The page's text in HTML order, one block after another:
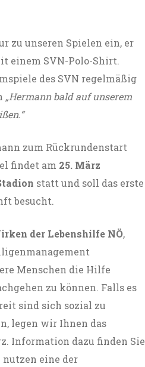
zu unseren Spielen ein, er
einem SVN-Polo-Shirt.
des SVN regelmäßig
„Hermann bald auf unserem
zum Rückrundenstart
findet am 25. März
statt und soll das erste
besucht.
der Lebenshilfe NÖ,
Menschen die Hilfe
zu können. Falls es
sind sich sozial zu
legen wir Ihnen das
Information dazu finden Sie
nutzen eine der